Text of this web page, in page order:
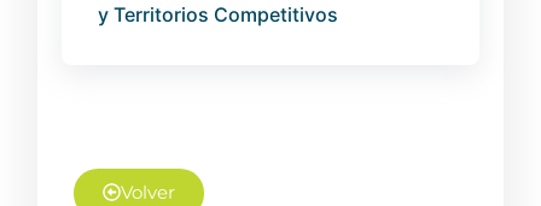
y Territorios Competitivos
Volver